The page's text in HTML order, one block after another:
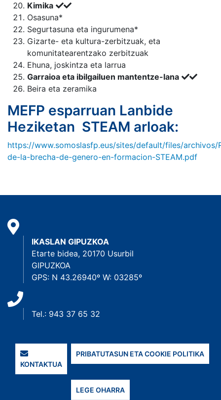
Kimika
Osasuna*
Segurtasuna eta ingurumena*
Gizarte- eta kultura-zerbitzuak, eta
komunitatearentzako zerbitzuak
Ehuna, joskintza eta larrua
Garraioa eta ibilgailuen mantentze-lana
Beira eta zeramika
MEFP esparruan Lanbide
Heziketan STEAM arloak:
https://www.somoslasfp.eus/sites/default/files/archivos/
de-la-brecha-de-genero-en-formacion-STEAM.pdf
IKASLAN GIPUZKOA
Etarte bidea, 20170 Usurbil
GIPUZKOA
GPS: N 43.26940º W: 03285º
Tel.: 943 37 65 32
KONTAKTUA
PRIBATUTASUN ETA COOKIE POLITIKA
LEGE OHARRA